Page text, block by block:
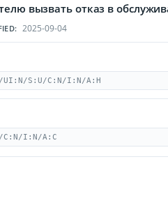
вызвать отказ в
2025-09-04
UI:N/S:U/C:N/I:N/A:H
C:N/I:N/A:C